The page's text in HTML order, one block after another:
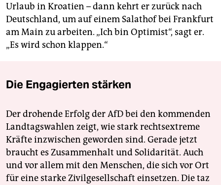
Urlaub in Kroatien – dann kehrt er zurück nach
Deutschland, um auf einem Salathof bei Frankfurt
am Main zu arbeiten. „Ich bin Optimist“, sagt er.
„Es wird schon klappen.“
Die Engagierten stärken
Der drohende Erfolg der AfD bei den kommenden
Landtagswahlen zeigt, wie stark rechtsextreme
Kräfte inzwischen geworden sind. Gerade jetzt
braucht es Zusammenhalt und Solidarität. Auch
und vor allem mit den Menschen, die sich vor Ort
für eine starke Zivilgesellschaft einsetzen. Die taz